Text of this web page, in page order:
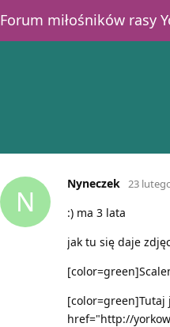
Forum miłośników rasy
N
Nyneczek 23
:) ma 3 lata
jak tu się daje
[color=green]Tutaj
href="http://